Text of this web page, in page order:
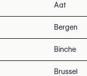
Aat
Bergen
Binche
Brussel